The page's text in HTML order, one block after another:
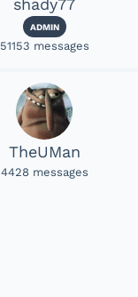
shady77
ADMIN
51153 messages
TheUMan
4428 messages